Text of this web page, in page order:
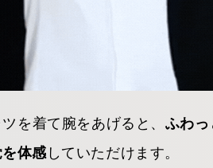
を着て腕をあげると、 ふわ
体感していただけます。